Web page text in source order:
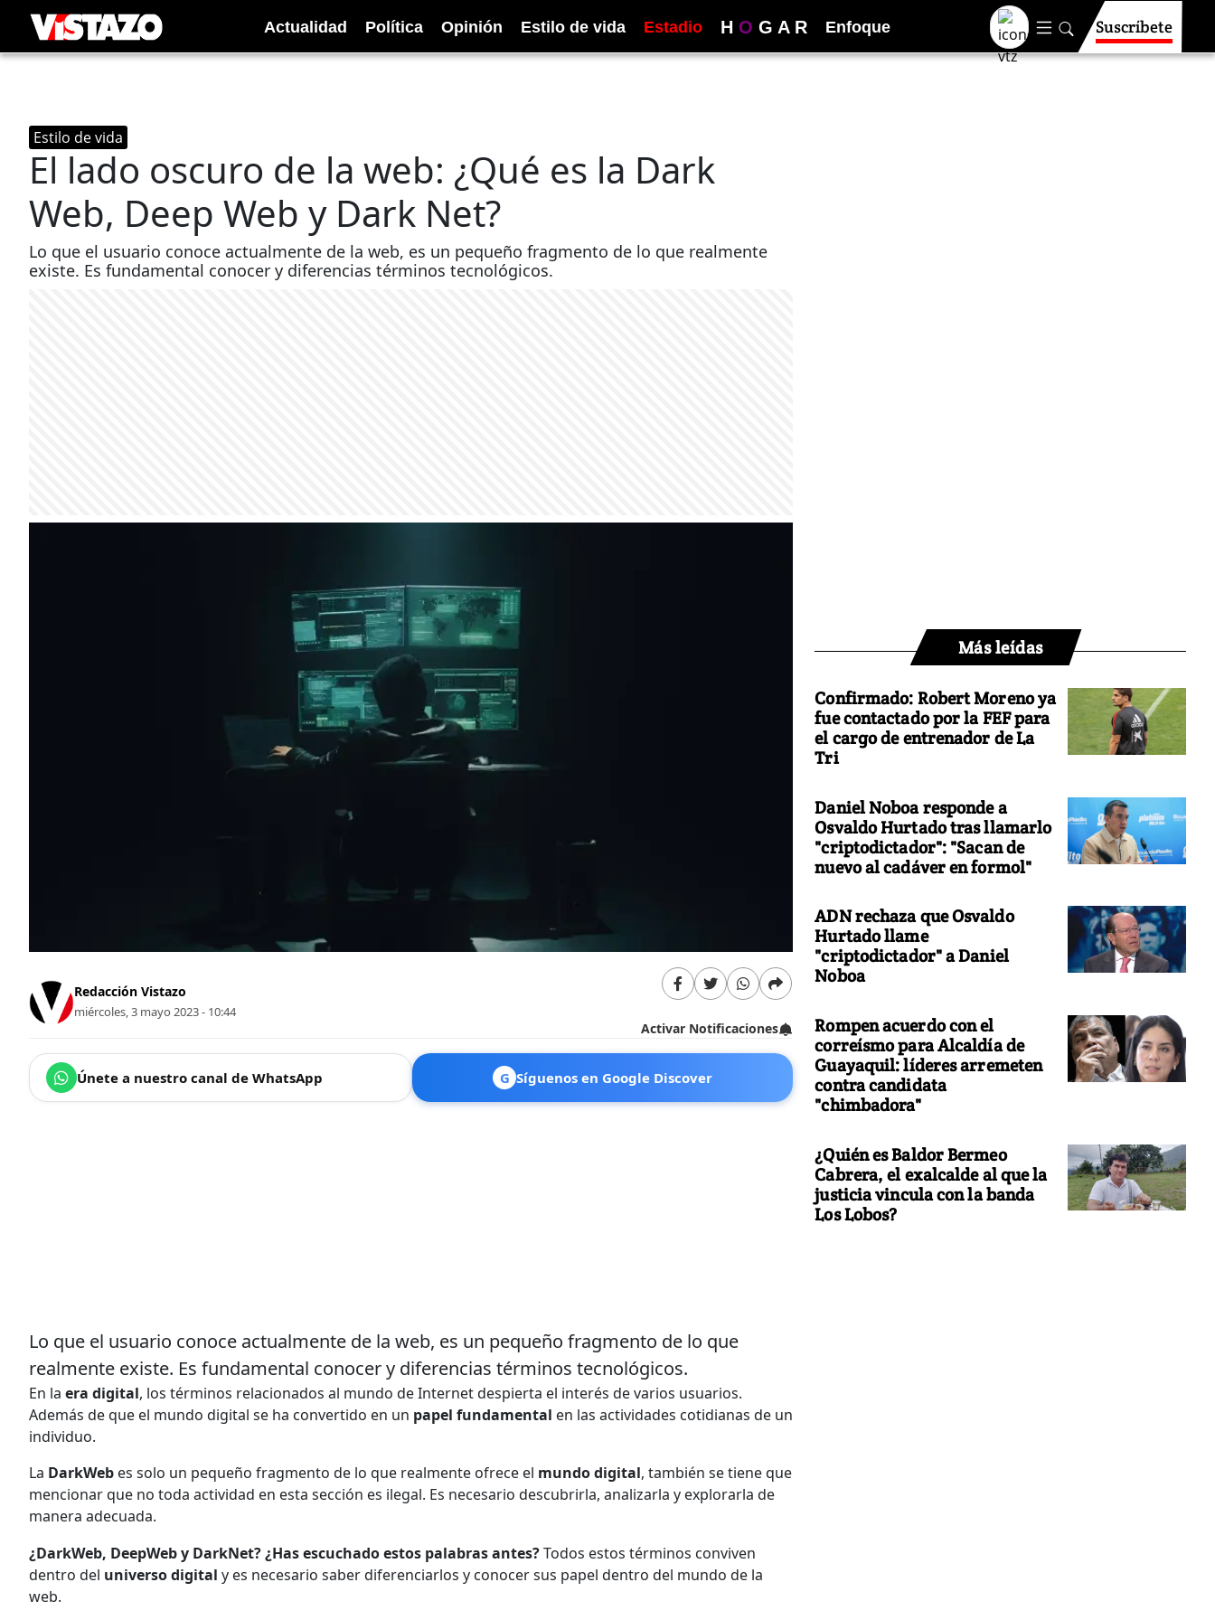
Actualidad Política Opinión Estilo de vida Estadio H O G A R Enfoque Suscríbete
Estilo de vida
El lado oscuro de la web: ¿Qué es la Dark
Web, Deep Web y Dark Net?
Lo que el usuario conoce actualmente de la web, es un pequeño fragmento de lo que realmente
existe. Es fundamental conocer y diferencias términos tecnológicos.
Redacción Vistazo
miércoles, 3 mayo 2023 - 10:44
Activar Notificaciones
Únete a nuestro canal de WhatsApp G Síguenos en Google Discover
Lo que el usuario conoce actualmente de la web, es un pequeño fragmento de lo que
realmente existe. Es fundamental conocer y diferencias términos tecnológicos.
En la era digital, los términos relacionados al mundo de Internet despierta el interés de varios usuarios.
Además de que el mundo digital se ha convertido en un papel fundamental en las actividades cotidianas de un
individuo.
La DarkWeb es solo un pequeño fragmento de lo que realmente ofrece el mundo digital, también se tiene que
mencionar que no toda actividad en esta sección es ilegal. Es necesario descubrirla, analizarla y explorarla de
manera adecuada.
¿DarkWeb, DeepWeb y DarkNet? ¿Has escuchado estos palabras antes?Todos estos términos conviven
dentro del universo digital y es necesario saber diferenciarlos y conocer sus papel dentro del mundo de la
web.
Más leídas
Confirmado: Robert Moreno ya
fue contactado por la FEF para
el cargo de entrenador de La
Tri
Daniel Noboa responde a
Osvaldo Hurtado tras llamarlo
"criptodictador": "Sacan de
nuevo al cadáver en formol"
ADN rechaza que Osvaldo
Hurtado llame
"criptodictador" a Daniel
Noboa
Rompen acuerdo con el
correísmo para Alcaldía de
Guayaquil: líderes arremeten
contra candidata
"chimbadora"
¿Quién es Baldor Bermeo
Cabrera, el exalcalde al que la
justicia vincula con la banda
Los Lobos?